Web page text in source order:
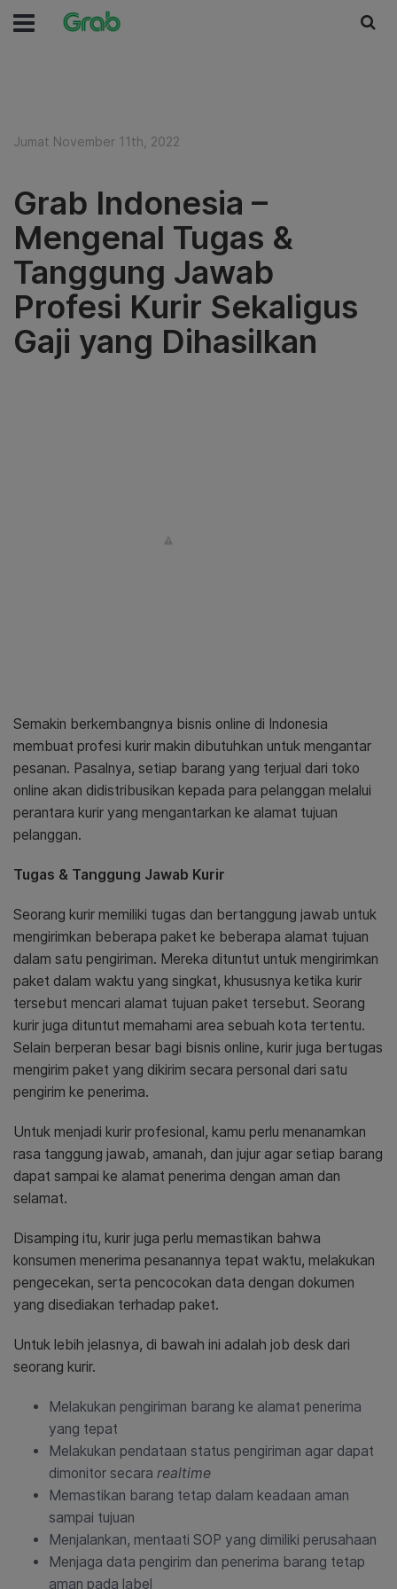
Jumat November 11th, 2022
Grab Indonesia –
Mengenal Tugas &
Tanggung Jawab
Profesi Kurir Sekaligus
Gaji yang Dihasilkan
Semakin berkembangnya bisnis online di Indonesia
membuat profesi kurir makin dibutuhkan untuk mengantar
pesanan. Pasalnya, setiap barang yang terjual dari toko
online akan didistribusikan kepada para pelanggan melalui
perantara kurir yang mengantarkan ke alamat tujuan
pelanggan.
Tugas & Tanggung Jawab Kurir
Seorang kurir memiliki tugas dan bertanggung jawab untuk
mengirimkan beberapa paket ke beberapa alamat tujuan
dalam satu pengiriman. Mereka dituntut untuk mengirimkan
paket dalam waktu yang singkat, khususnya ketika kurir
tersebut mencari alamat tujuan paket tersebut. Seorang
kurir juga dituntut memahami area sebuah kota tertentu.
Selain berperan besar bagi bisnis online, kurir juga bertugas
mengirim paket yang dikirim secara personal dari satu
pengirim ke penerima.
Untuk menjadi kurir profesional, kamu perlu menanamkan
rasa tanggung jawab, amanah, dan jujur agar setiap barang
dapat sampai ke alamat penerima dengan aman dan
selamat.
Disamping itu, kurir juga perlu memastikan bahwa
konsumen menerima pesanannya tepat waktu, melakukan
pengecekan, serta pencocokan data dengan dokumen
yang disediakan terhadap paket.
Untuk lebih jelasnya, di bawah ini adalah job desk dari
seorang kurir.
Melakukan pengiriman barang ke alamat penerima
yang tepat
Melakukan pendataan status pengiriman agar dapat
dimonitor secara realtime
Memastikan barang tetap dalam keadaan aman
sampai tujuan
Menjalankan, mentaati SOP yang dimiliki perusahaan
Menjaga data pengirim dan penerima barang tetap
aman pada label